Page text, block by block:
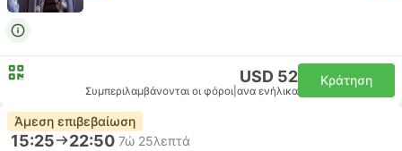
USD 52
Συμπεριλαμβάνονται οι φόροι ανα ενήλικα
Κράτηση
Άμεση επιβεβαίωση
15:25 22:50 7ώ 25λεπτά